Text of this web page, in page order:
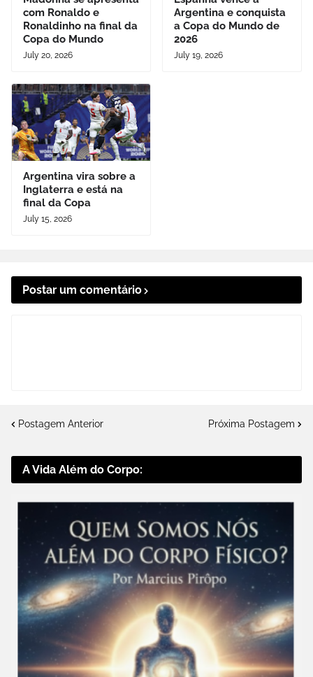
com Ronaldo e
Ronaldinho na final da
Copa do Mundo
July 20, 2026
Argentina e conquista
a Copa do Mundo de
2026
July 19, 2026
Argentina vira sobre a
Inglaterra e está na
final da Copa
July 15, 2026
Postar um comentário
Postagem Anterior Próxima Postagem
A Vida Além do Corpo: